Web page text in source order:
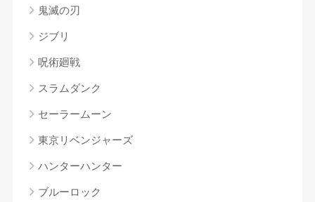
鬼滅の刃
ジブリ
呪術廻戦
スラムダンク
セーラームーン
東京リベンジャーズ
ハンターハンター
ブルーロック